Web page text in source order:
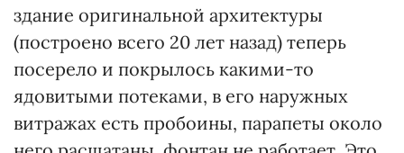
здание оригинальной архитектуры
(построено всего 20 лет назад) теперь
посерело и покрылось какими-то
ядовитыми потеками, в его наружных
витражах есть пробоины, парапеты около